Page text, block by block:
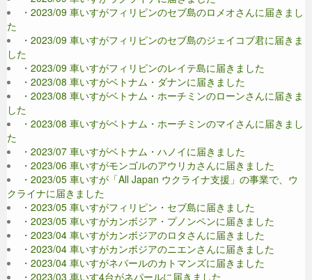
・2023/09 車いすがフィリピンのセブ島のロメオさんに届きまし
た
・2023/09 車いすがフィリピンのセブ島のジェイコブ君に届きま
した
・2023/09 車いすがフィリピンのレイテ島に届きました
・2023/08 車いすがベトナム・ダナンに届きました
・2023/08 車いすがベトナム・ホーチミンのローンさんに届きま
した
・2023/08 車いすがベトナム・ホーチミンのマイさんに届きまし
た
・2023/07 車いすがベトナム・ハノイに届きました
・2023/06 車いすがモンゴルのアウリカさんに届きました
・2023/05 車いすが「All Japan ウクライナ支援」の事業で、ウ
クライナに届きました
・2023/05 車いすがフィリピン・セブ島に届きました
・2023/05 車いすがカンボジア・プノンペンに届きました
・2023/04 車いすがカンボジアのロタさんに届きました
・2023/04 車いすがカンボジアのニエンさんに届きました
・2023/04 車いすがネパールのカトマンズに届きました
・2023/03 車いす4台がネパールに届きました